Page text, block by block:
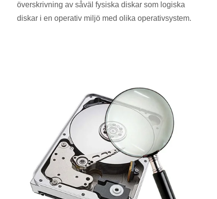
överskrivning av såväl fysiska diskar som logiska
diskar i en operativ miljö med olika operativsystem.